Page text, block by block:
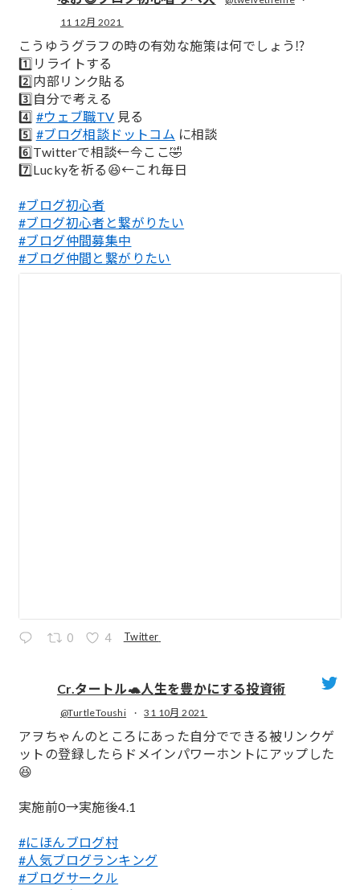
11 12月 2021
こうゆうグラフの時の有効な施策は何でしょう⁉️
1️⃣リライトする
2️⃣内部リンク貼る
3️⃣自分で考える
4️⃣ #ウェブ職TV 見る
5️⃣ #ブログ相談ドットコム に相談
6️⃣Twitterで相談←今ここ🤣
7️⃣Luckyを祈る😆←これ毎日
#ブログ初心者
#ブログ初心者と繋がりたい
#ブログ仲間募集中
#ブログ仲間と繋がりたい
0 4 Twitter
Cr.タートル🐢人生を豊かにする投資術
@TurtleToushi · 31 10月 2021
アヲちゃんのところにあった自分でできる被リンクゲ
ットの登録したらドメインパワーホントにアップした
😆
実施前0→実施後4.1
#にほんブログ村
#人気ブログランキング
#ブログサークル